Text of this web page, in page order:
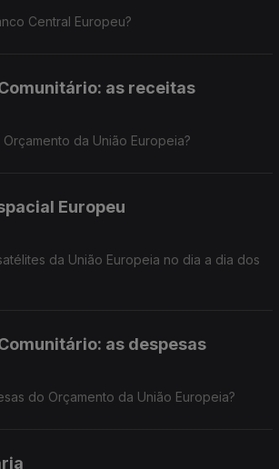
Central Europeu?
as receitas
da União Europeia?
Europeu
da União Europeia no dia a dia dos
as despesas
do Orçamento da União Europeia?